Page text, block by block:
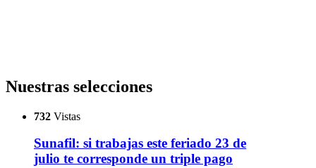
Nuestras selecciones
732 Vistas
Sunafil: si trabajas este feriado 23 de
julio te corresponde un triple pago